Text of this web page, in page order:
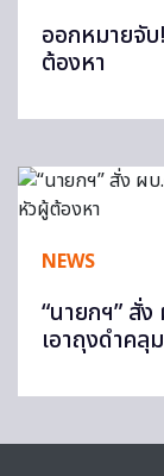
ออกหมายจั
ต้องหา
NEWS
“นายกฯ” สั่
เอาถุงดำคลุ